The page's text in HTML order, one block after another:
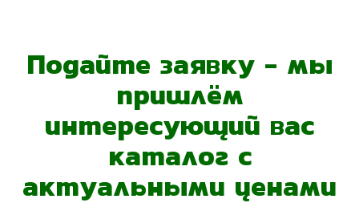
Подайте заявку - мы
пришлём
интересующий вас
каталог с
актуальными ценами